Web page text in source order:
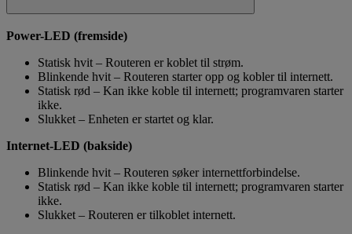
Power-LED (fremside)
Statisk hvit – Routeren er koblet til strøm.
Blinkende hvit – Routeren starter opp og kobler til internett.
Statisk rød – Kan ikke koble til internett; programvaren starter
ikke.
Slukket – Enheten er startet og klar.
Internet-LED (bakside)
Blinkende hvit – Routeren søker internettforbindelse.
Statisk rød – Kan ikke koble til internett; programvaren starter
ikke.
Slukket – Routeren er tilkoblet internett.